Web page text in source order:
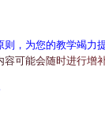
，为您的教学竭力
容可能会随时进行增